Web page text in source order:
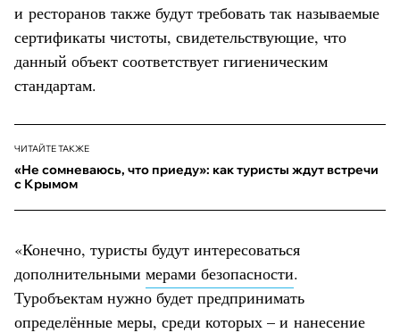
и ресторанов также будут требовать так называемые
сертификаты чистоты, свидетельствующие, что
данный объект соответствует гигиеническим
стандартам.
ЧИТАЙТЕ ТАКЖЕ
«Не сомневаюсь, что приеду»: как туристы ждут встречи
с Крымом
«Конечно, туристы будут интересоваться
дополнительными мерами безопасности.
Туробъектам нужно будет предпринимать
определённые меры, среди которых – и нанесение